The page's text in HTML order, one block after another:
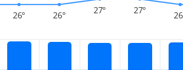
26° 26° 27° 27°